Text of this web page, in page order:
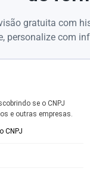
gratuita com
personalize com
se o CNPJ
e outras empresas.
CNPJ